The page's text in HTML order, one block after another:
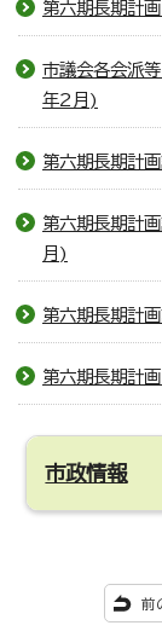
第六期長期計
市議会各会派
年2月)
第六期長期計
第六期長期計
月)
第六期長期計
第六期長期計
市政情報
前